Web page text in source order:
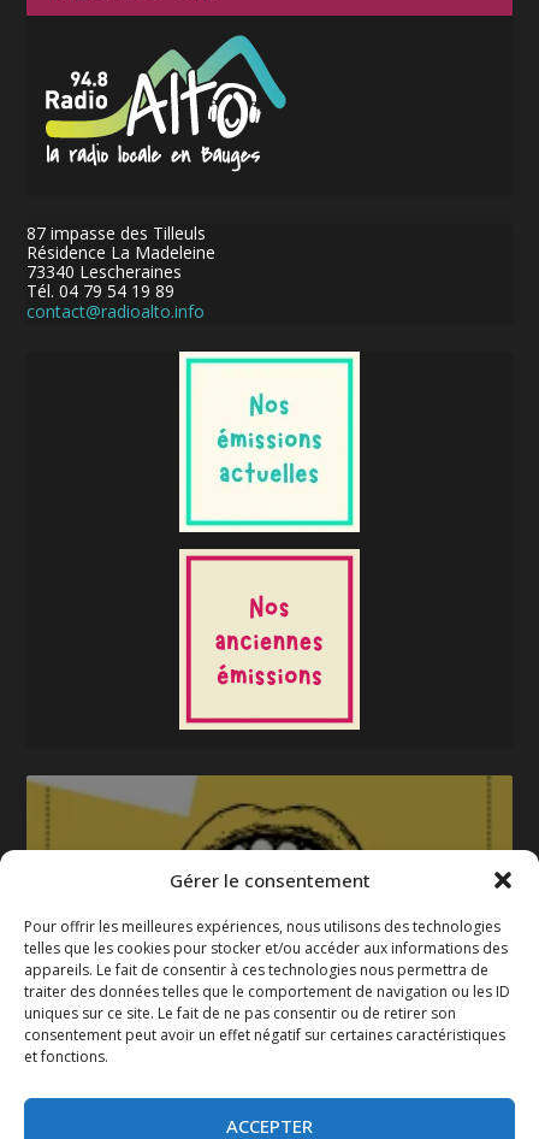
Gérer le consentement
Pour offrir les meilleures expériences, nous utilisons des technologies
telles que les cookies pour stocker et/ou accéder aux informations des
appareils. Le fait de consentir à ces technologies nous permettra de
traiter des données telles que le comportement de navigation ou les ID
uniques sur ce site. Le fait de ne pas consentir ou de retirer son
consentement peut avoir un effet négatif sur certaines caractéristiques
et fonctions.
ACCEPTER
87 impasse des Tilleuls
Résidence La Madeleine
73340 Lescheraines
Tél. 04 79 54 19 89
contact@radioalto.info
La gazette 2025-2026